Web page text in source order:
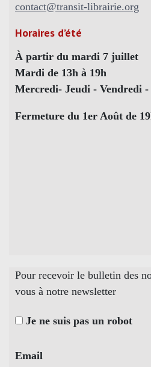
contact@transit-librairie.org
Horaires d’été
À partir du mardi 7 juillet
Mardi de 13h à 19h
Mercredi- Jeudi - Vendredi -
Fermeture du 1er Août de
Pour recevoir le bulletin des
vous à notre newsletter
Je ne suis pas un robot
Email